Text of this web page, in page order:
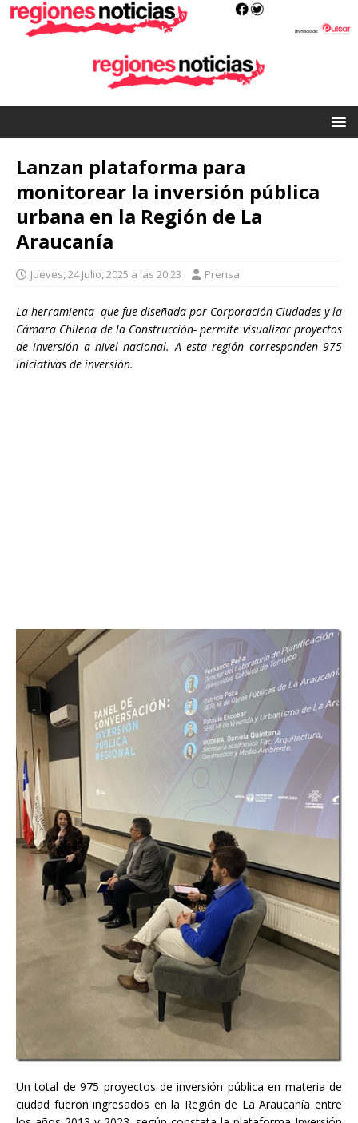
Lanzan plataforma para
monitorear la inversión pública
urbana en la Región de La
Araucanía
Jueves, 24 Julio, 2025 a las 20:23 Prensa
La herramienta -que fue diseñada por Corporación Ciudades y la
Cámara Chilena de la Construcción- permite visualizar proyectos
de inversión a nivel nacional. A esta región corresponden 975
iniciativas de inversión.
Un total de 975 proyectos de inversión pública en materia de
ciudad fueron ingresados en la Región de La Araucanía entre